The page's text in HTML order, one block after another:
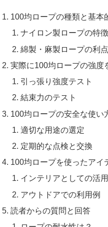
100均ロープの種類と基本
ナイロン製ロープの特徴
綿製・麻製ロープの利点
実際に100均ロープの強度
引っ張り強度テスト
結束力のテスト
100均ロープの安全な使い
適切な用途の選定
定期的な点検と交換
100均ロープを使ったアイ
インテリアとしての活
アウトドアでの利用例
読者からの質問と回答